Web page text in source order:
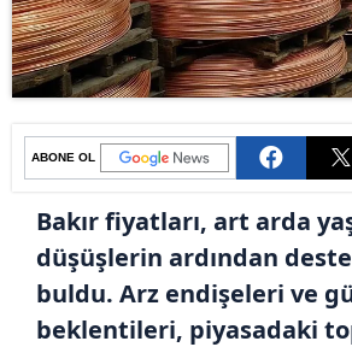
ABONE OL
Bakır fiyatları, art arda
düşüşlerin ardından
buldu. Arz endişeleri ve
beklentileri, piyasadaki